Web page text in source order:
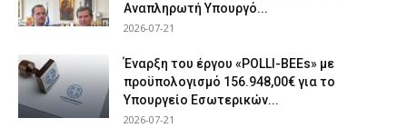
Αναπληρωτή Υπουργό...
2026-07-21
Έναρξη του έργου «POLLI-BEEs» με
προϋπολογισμό 156.948,00€ για το
Υπουργείο Εσωτερικών...
2026-07-21